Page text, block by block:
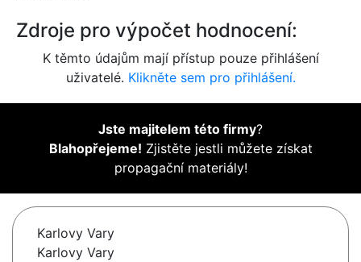
Zdroje pro výpočet hodnocení:
K těmto údajům mají přístup pouze přihlášení
uživatelé. Klikněte sem pro přihlášení.
Jste majitelem této firmy?
Blahopřejeme! Zjistěte jestli můžete získat
propagační materiály!
Karlovy Vary
Karlovy Vary